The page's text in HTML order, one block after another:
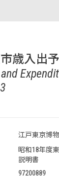
歳入出
江戸東京博
昭和18年度
説明書
97200889